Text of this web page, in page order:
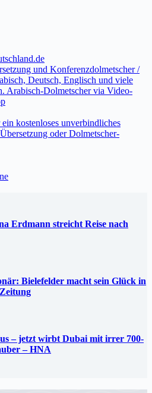
und Konferenzdolmetscher /
Deutsch, Englisch und viele
Arabisch-Dolmetscher via Video-
kostenloses unverbindliches
oder Dolmetscher-
Erdmann streicht Reise nach
Bielefelder macht sein Glück in
– jetzt wirbt Dubai mit irrer 700-
– HNA